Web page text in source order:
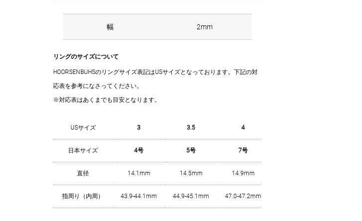
幅 2mm
リングのサイズについて
HOORSENBUHSのリングサイズ表記はUSサイズとなっております。下記の対
応表を参考になさってください。
※対応表はあくまでも目安となります。
USサイズ 3 3.5 4
日本サイズ 4号 5号 7号
直径 14.1mm 14.5mm 14.9mm
指周り（内周） 43.9-44.1mm 44.9-45.1mm 47.0-47.2mm